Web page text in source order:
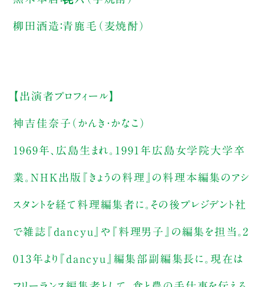
柳田酒造：青鹿毛（麦焼酎）
【出演者プロフィール】
神吉佳奈子（かんき・かなこ）
1969年、広島生まれ。1991年広島女学院大学卒
業。NHK出版『きょうの料理』の料理本編集のアシ
スタントを経て料理編集者に。その後プレジデント社
で雑誌『dancyu』や『料理男子』の編集を担当。2
013年より『dancyu』編集部副編集長に。現在は